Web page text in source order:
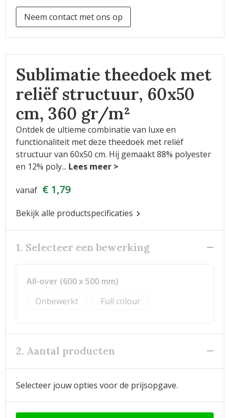
Neem contact met ons op
Sublimatie theedoek met
reliëf structuur, 60x50
cm, 360 gr/m²
Ontdek de ultieme combinatie van luxe en
functionaliteit met deze theedoek met reliëf
structuur van 60x50 cm. Hij gemaakt 88% polyester
en 12% poly...
vanaf € 1,79
Bekijk alle productspecificaties
1. Selecteer een bewerking
All-over (600 x 500 mm)
Onbewerkt
Full colour
2. Aantal producten
Selecteer jouw opties voor de prijsopgave.